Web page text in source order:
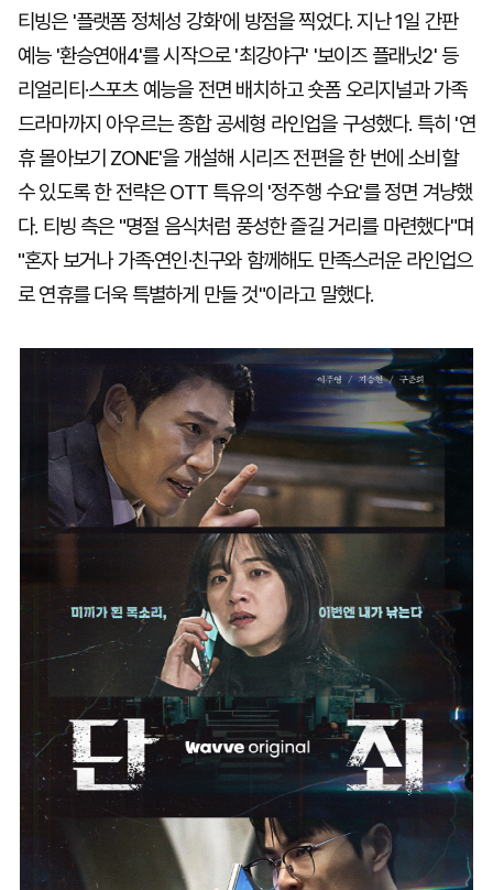
티빙은 '플랫폼 정체성 강화'에 방점을 찍었다. 지난 1일 간판
예능 '환승연애4'를 시작으로 '최강야구' '보이즈 플래닛2' 등
리얼리티·스포츠 예능을 전면 배치하고 숏폼 오리지널과 가족
드라마까지 아우르는 종합 공세형 라인업을 구성했다. 특히 '연
휴 몰아보기 ZONE'을 개설해 시리즈 전편을 한 번에 소비할
수 있도록 한 전략은 OTT 특유의 '정주행 수요'를 정면 겨냥했
다. 티빙 측은 "명절 음식처럼 풍성한 즐길 거리를 마련했다"며
"혼자 보거나 가족·연인·친구와 함께해도 만족스러운 라인업으
로 연휴를 더욱 특별하게 만들 것"이라고 말했다.